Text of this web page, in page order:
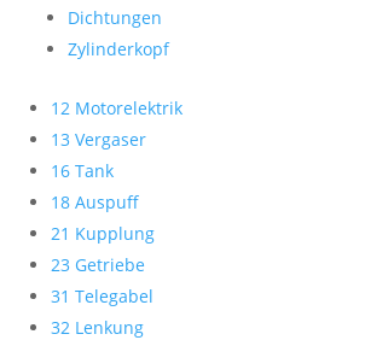
Dichtungen
Zylinderkopf
12 Motorelektrik
13 Vergaser
16 Tank
18 Auspuff
21 Kupplung
23 Getriebe
31 Telegabel
32 Lenkung